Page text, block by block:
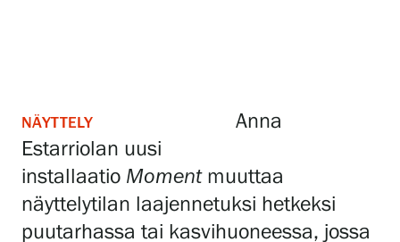
Gösta Serlachiuksen taidesäätiö
Yhteystiedot
NÄYTTELY
Anna
Estarriolan uusi
installaatio Momentmuuttaa
näyttelytilan laajennetuksi hetkeksi
puutarhassa tai kasvihuoneessa, jossa